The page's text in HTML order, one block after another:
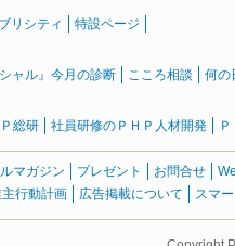
リシティ 特設ページ
ャル』今月の診断 こころ相談 何の
総研 社員研修のＰＨＰ人材開発
マガジン プレゼント お問合せ
行動計画 広告掲載について スマ